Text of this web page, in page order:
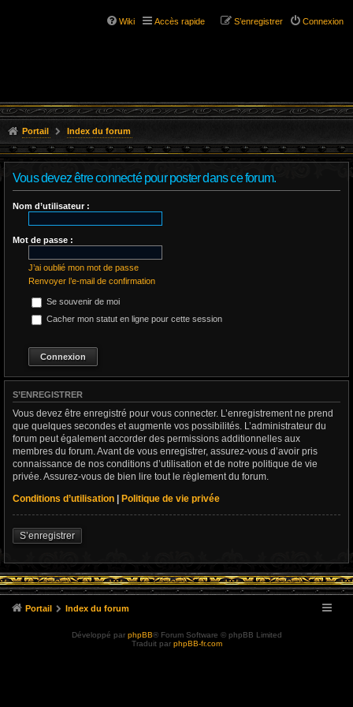
Wiki Accès rapide Connexion
S’enregistrer
Portail Index du forum
Vous devez être connecté pour poster dans ce forum.
Nom d’utilisateur :
Mot de passe :
J’ai oublié mon mot de passe
Renvoyer l’e-mail de confirmation
Se souvenir de moi
Cacher mon statut en ligne pour cette session
S’ENREGISTRER
Vous devez être enregistré pour vous connecter. L’enregistrement ne prend
que quelques secondes et augmente vos possibilités. L’administrateur du
forum peut également accorder des permissions additionnelles aux
membres du forum. Avant de vous enregistrer, assurez-vous d’avoir pris
connaissance de nos conditions d’utilisation et de notre politique de vie
privée. Assurez-vous de bien lire tout le règlement du forum.
Conditions d’utilisation | Politique de vie privée
S’enregistrer
Portail Index du forum
Développé par phpBB® Forum Software © phpBB Limited
Traduit par phpBB-fr.com